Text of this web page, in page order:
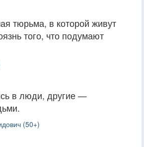
тюрьма, в которой живут
того, что подумают
в люди, другие —
(50+)